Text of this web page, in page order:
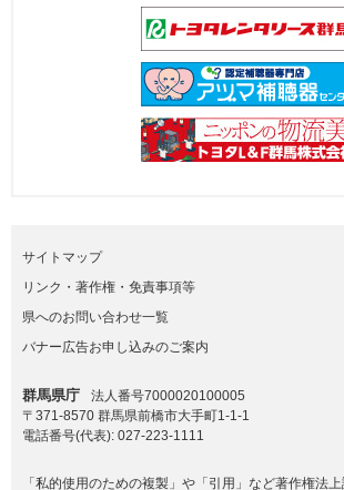
サイトマップ
リンク・著作権・免責事項等
県へのお問い合わせ一覧
バナー広告お申し込みのご案内
群馬県庁
法人番号7000020100005
〒371-8570 群馬県前橋市大手町1-1-1
電話番号(代表): 027-223-1111
「私的使用のための複製」や「引用」など著作権法